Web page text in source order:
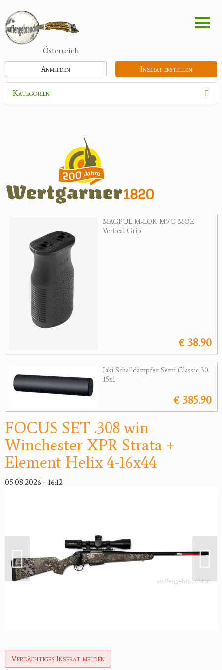
zum
Inhalt
Österreich
Inserat erstellen
Anmelden
Kategorien
Kipplaufgewehre
Kleinkalibergewehre
Repetiererbüchse
Luftdruckwaffen
Sonstige Waffen
Munition
Bogensport
Jagdangebote
Jagdreviere
Bücher, Videos
Geschenke
Reviereinrichtungen
MAGPUL M-LOK MVG MOE
Vertical Grip
€ 38.90
Jaki Schalldämpfer Semi Classic 30
15x1
€ 385.90
FOCUS SET .308 win
Winchester XPR Strata +
Element Helix 4-16x44
05.08.2026 - 16:12
Verdächtiges Inserat melden